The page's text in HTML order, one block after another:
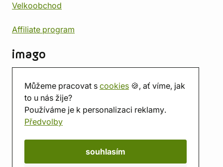
Můžeme pracovat s cookies 🍪, ať víme, jak
to u nás žije?
Používáme je k personalizaci reklamy.
Předvolby
souhlasím
Velkoobchod
Affiliate program
imago
Prodejna
Herna
O nás
Hodnocení obchodu